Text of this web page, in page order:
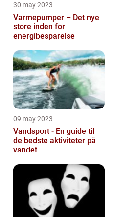
30 may 2023
Varmepumper – Det nye
store inden for
energibesparelse
09 may 2023
Vandsport - En guide til
de bedste aktiviteter på
vandet